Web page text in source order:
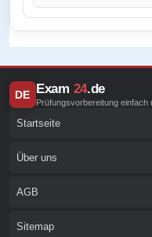
DE Exam 24.de
Prüfungsvorbereitung einfach
Startseite
Über uns
AGB
Sitemap